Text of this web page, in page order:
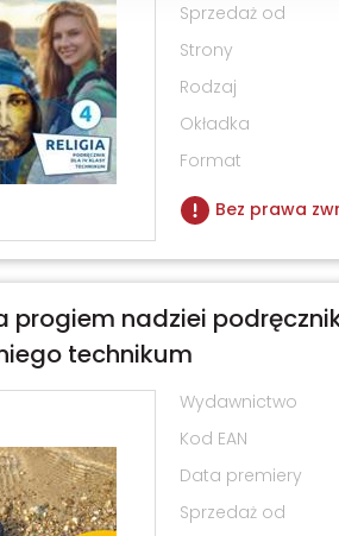
Sprzedaż od
Strony
Rodzaj
Okładka
Format
Bez prawa
progiem nadziei
technikum
Wydawnictwo
Kod EAN
Data premiery
Sprzedaż od